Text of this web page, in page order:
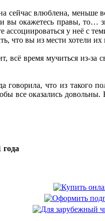
сейчас влюблена,
вы окажетесь правы, то…
ассоциироваться у неё с
что вы из мести хотели их
всё время мучиться из-за
говорила, что из такого
все оказались
года